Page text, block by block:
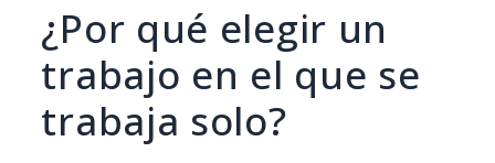
¿Por qué elegir un
trabajo en el que se
trabaja solo?